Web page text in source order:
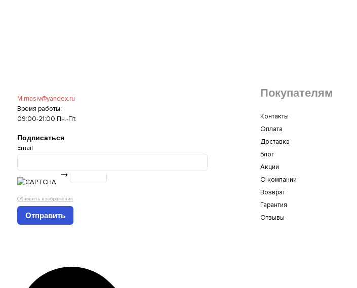
M.masiv@yandex.ru
Время работы:
09:00-21:00 Пн.-Пт.
Подписаться
Email
→
Обновить изображение
Покупателям
Контакты
Оплата
Доставка
Блог
Акции
О компании
Возврат
Гарантия
Отзывы